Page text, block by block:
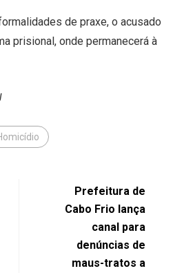
de praxe, o acusado
prisional, onde permanecerá à
Prefeitura de
Cabo Frio lança
canal para
denúncias de
maus-tratos a